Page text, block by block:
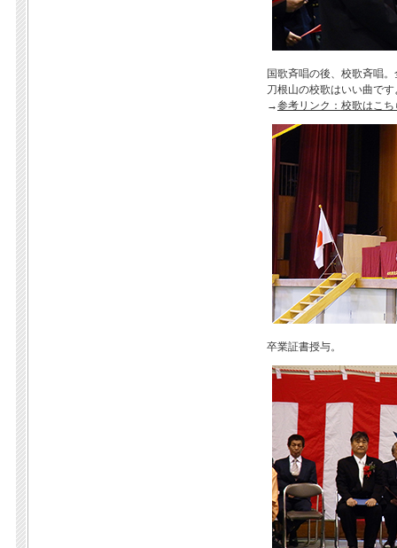
国歌斉唱の後、校歌斉唱
刀根山の校歌はいい曲で
→参考リンク：校歌はこち
卒業証書授与。